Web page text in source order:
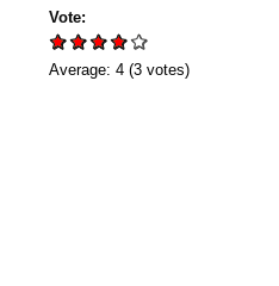
Vote:
Average: 4 (3 votes)